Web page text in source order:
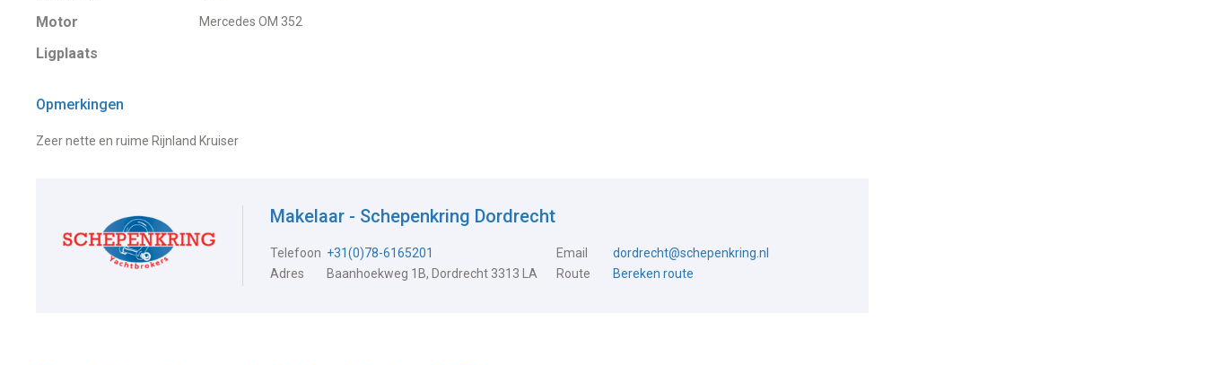
Motor Mercedes OM 352
Ligplaats
Opmerkingen
Zeer nette en ruime Rijnland Kruiser
Makelaar - Schepenkring Dordrecht
Telefoon +31(0)78-6165201 Email
dordrecht@schepenkring.nl
Adres
Baanhoekweg 1B, Dordrecht 3313 LA Route Bereken route